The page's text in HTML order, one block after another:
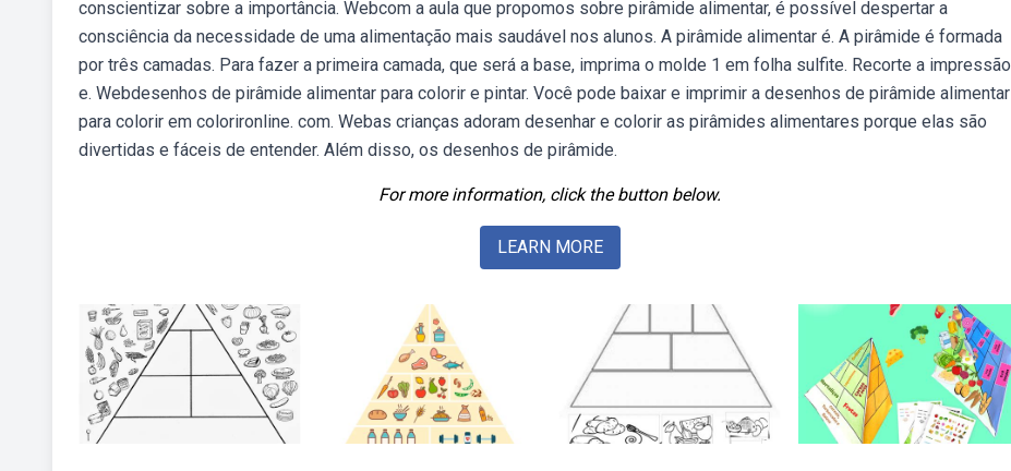
conscientizar sobre a importância. Webcom a aula que propomos sobre pirâmide alimentar, é possível despertar a
consciência da necessidade de uma alimentação mais saudável nos alunos. A pirâmide alimentar é. A pirâmide é formada
por três camadas. Para fazer a primeira camada, que será a base, imprima o molde 1 em folha sulfite. Recorte a impressão
e. Webdesenhos de pirâmide alimentar para colorir e pintar. Você pode baixar e imprimir a desenhos de pirâmide alimentar
para colorir em colorironline. com. Webas crianças adoram desenhar e colorir as pirâmides alimentares porque elas são
divertidas e fáceis de entender. Além disso, os desenhos de pirâmide.
For more information, click the button below.
LEARN MORE